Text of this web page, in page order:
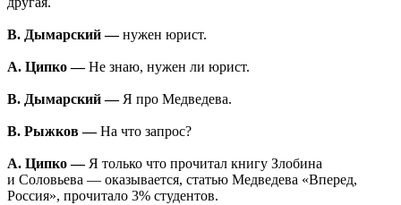
В. Дымарский —нужен юрист.
А. Ципко —Не знаю, нужен ли юрист.
В. Дымарский —Я про Медведева.
В. Рыжков —На что запрос?
А. Ципко —Я только что прочитал книгу Злобина
и Соловьева — оказывается, статью Медведева «Вперед,
Россия», прочитало 3% студентов.